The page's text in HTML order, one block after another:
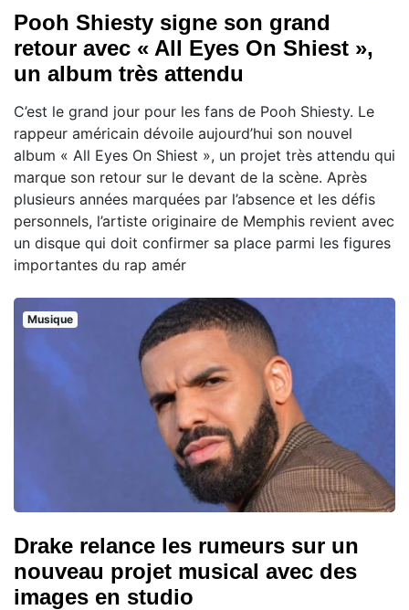
Pooh Shiesty signe son grand
retour avec « All Eyes On Shiest »,
un album très attendu
C’est le grand jour pour les fans de Pooh Shiesty. Le
rappeur américain dévoile aujourd’hui son nouvel
album « All Eyes On Shiest », un projet très attendu qui
marque son retour sur le devant de la scène. Après
plusieurs années marquées par l’absence et les défis
personnels, l’artiste originaire de Memphis revient avec
un disque qui doit confirmer sa place parmi les figures
importantes du rap amér
Musique
Drake relance les rumeurs sur un
nouveau projet musical avec des
images en studio